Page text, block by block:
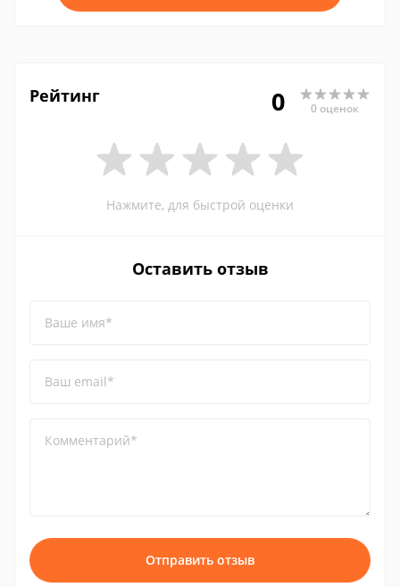
Рейтинг 0 0 оценок
Нажмите, для быстрой оценки
Оставить отзыв
Ваше имя*
Ваш email*
Комментарий*
Отправить отзыв